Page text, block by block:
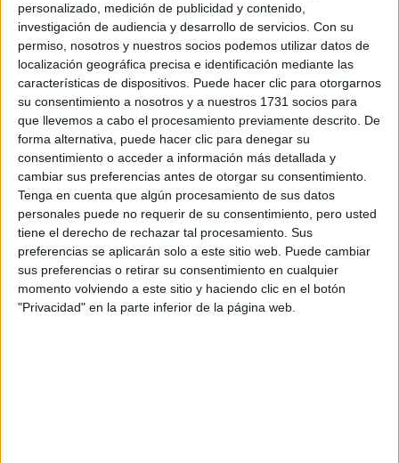
personalizado, medición de publicidad y contenido,
investigación de audiencia y desarrollo de servicios. Con su
permiso, nosotros y nuestros socios podemos utilizar datos de
localización geográfica precisa e identificación mediante las
características de dispositivos. Puede hacer clic para otorgarnos
su consentimiento a nosotros y a nuestros 1731 socios para
que llevemos a cabo el procesamiento previamente descrito. De
forma alternativa, puede hacer clic para denegar su
consentimiento o acceder a información más detallada y
cambiar sus preferencias antes de otorgar su consentimiento.
Tenga en cuenta que algún procesamiento de sus datos
personales puede no requerir de su consentimiento, pero usted
tiene el derecho de rechazar tal procesamiento. Sus
preferencias se aplicarán solo a este sitio web. Puede cambiar
sus preferencias o retirar su consentimiento en cualquier
momento volviendo a este sitio y haciendo clic en el botón
"Privacidad" en la parte inferior de la página web.
Soy:*
Chico
Chica
¿En qué año terminas (o terminaste) bachillerato o FP?
Soy estudiante de:*
Términos y Condiciones de Uso
Aceptolos Términos y Condicionesde uso*